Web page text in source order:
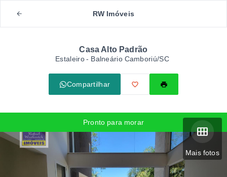
RW Imóveis
Casa Alto Padrão
Estaleiro - Balneário Camboriú/SC
Compartilhar
Mais fotos
Pronto para morar